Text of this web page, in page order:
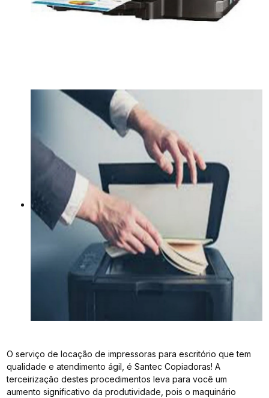
O serviço de locação de impressoras para escritório que tem
qualidade e atendimento ágil, é Santec Copiadoras! A
terceirização destes procedimentos leva para você um
aumento significativo da produtividade, pois o maquinário